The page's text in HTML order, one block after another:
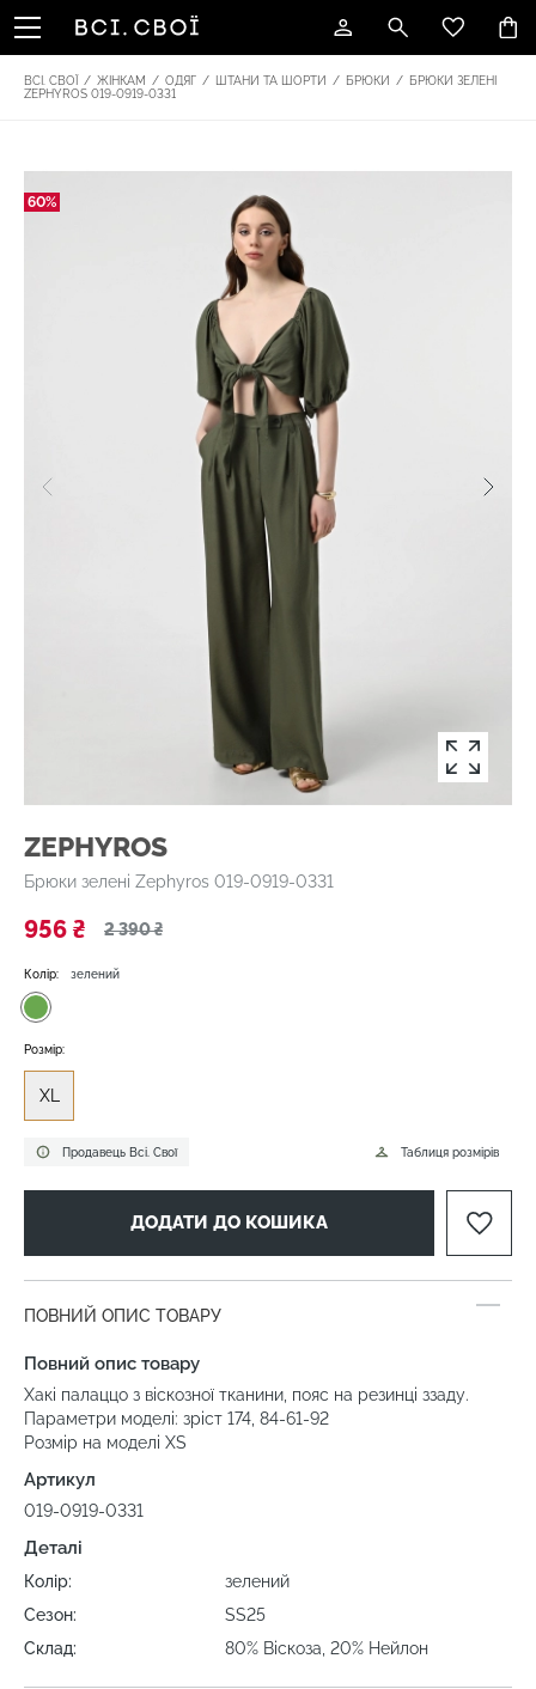
ВСІ. СВОЇ / ЖІНКАМ / ОДЯГ / ШТАНИ ТА ШОРТИ / БРЮКИ / БРЮКИ ЗЕЛЕНІ
ZEPHYROS 019-0919-0331
60%
ZEPHYROS
Брюки зелені Zephyros 019-0919-0331
956 ₴ 2 390 ₴
Продавець Всі. Свої
Колір: зелений
Таблиця розмірів
Розмір:
XL
ДОДАТИ ДО КОШИКА
ПОВНИЙ ОПИС ТОВАРУ
Повний опис товару
Хакі палаццо з віскозної тканини, пояс на резинці ззаду.
Параметри моделі: зріст 174, 84-61-92
Розмір на моделі XS
Артикул
019-0919-0331
Деталі
Колір:
зелений
Сезон:
SS25
Склад:
80% Віскоза, 20% Нейлон